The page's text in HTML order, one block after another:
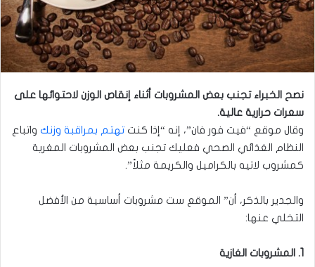
نصح الخبراء تجنب بعض المشروبات أثناء إنقاص الوزن لاحتوائها على
سعرات حرارية عالية.
وقال موقع “فيت فور فان”، إنه “إذا كنت تهتم بمراقبة وزنك واتباع
النظام الغذائي الصحي فعليك تجنب بعض المشروبات المغرية
كمشروب لاتيه بالكراميل والكريمة مثلاً”.
والجدير بالذكر، أن” الموقع ست مشروبات أساسية من الأفضل
التخلي عنها:
1. المشروبات الغازية